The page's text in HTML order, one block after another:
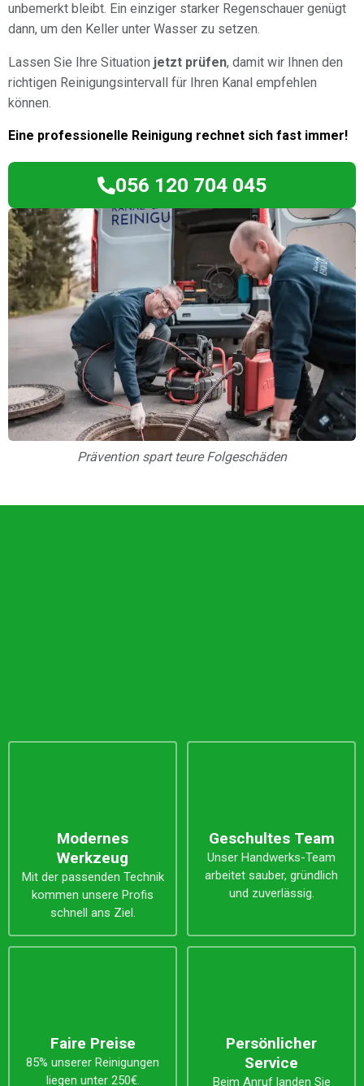
Prävention spart teure Folgeschäden
unbemerkt bleibt. Ein einziger starker Regenschauer genügt
dann, um den Keller unter Wasser zu setzen.
Lassen Sie Ihre Situation jetzt prüfen, damit wir Ihnen den
richtigen Reinigungsintervall für Ihren Kanal empfehlen
können.
Eine professionelle Reinigung rechnet sich fast immer!
056 120 704 045
Modernes
Werkzeug
Mit der passenden Technik
kommen unsere Profis
schnell ans Ziel.
Geschultes Team
Unser Handwerks-Team
arbeitet sauber, gründlich
und zuverlässig.
Faire Preise
85% unserer Reinigungen
liegen unter 250€.
Persönlicher
Service
Beim Anruf landen Sie